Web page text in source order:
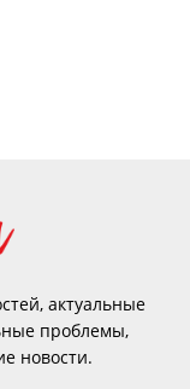
актуальные
проблемы,
новости.